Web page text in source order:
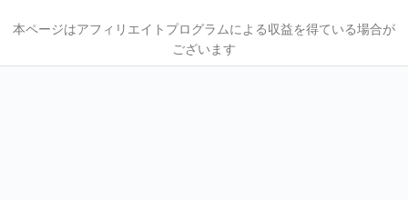
本ページはアフィリエイトプログラムによる収益を得ている場合が
ございます